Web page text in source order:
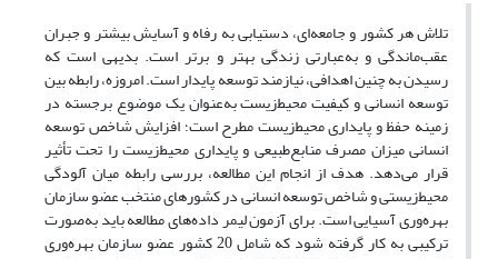
تلاش هر کشور و جامعه‌ای، دستیابی به رفاه و آسایش بیشتر و جبران
عقب‌ماندگی و به‌عبارتی زندگی بهتر و برتر است. بدیهی است که
رسیدن به چنین اهدافی، نیازمند توسعه پایدار است. امروزه، رابطه بین
توسعه انسانی و کیفیت ‌‌محیط‌زیست به‌عنوان یک موضوع برجسته در
زمینه حفظ و پایداری ‌‌محیط‌زیست مطرح است؛ افزایش شاخص توسعه
انسانی میزان مصرف منابع‌طبیعی و پایداری ‌‌محیط‌زیست را تحت تأثیر
قرار ‌می‌دهد. هدف از انجام این مطالعه، بررسی رابطه میان آلودگی
‌‌‌‌محیط‌زیستی و شاخص توسعه انسانی در کشورهای منتخب عضو سازمان
بهره‌وری آسیایی است. برای آزمون لیمر داده‌‌های مطالعه باید به‌صورت
ترکیبی به کار گرفته شود که شامل 20 کشور عضو سازمان بهره‌وری